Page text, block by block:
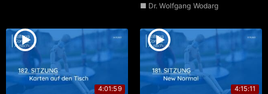
■ Dr. Wolfgang Wodarg
4:01:59 4:15:11